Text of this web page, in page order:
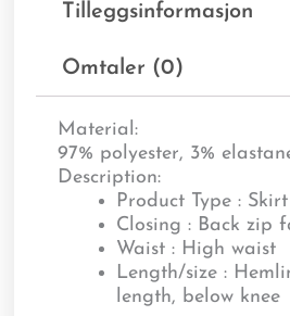
Tilleggsinformasjon
Omtaler (0)
Material:
97% polyester, 3%
Description:
Product Type : Skirt
Closing : Back zip
Waist : High waist
Length/size :
length, below knee